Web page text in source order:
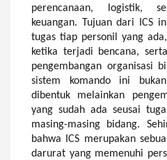
perencanaan, logistik,
keuangan. Tujuan dari ICS
tugas tiap personil yang
ketika terjadi bencana,
pengembangan organisasi
sistem komando ini
dibentuk melainkan
yang sudah ada seusai
masing-masing bidang.
bahwa ICS merupakan
darurat yang memenuhi